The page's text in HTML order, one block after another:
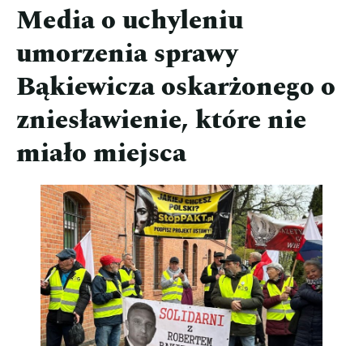
Media o uchyleniu
umorzenia sprawy
Bąkiewicza oskarżonego o
zniesławienie, które nie
miało miejsca